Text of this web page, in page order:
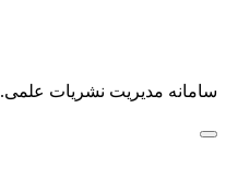
سامانه مدیریت نشریات علمی.